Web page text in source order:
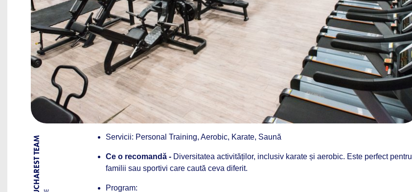
BY BUCHAREST TEAM Servicii: Personal Training, Aerobic, Karate, Saună
Ce o recomandă - Diversitatea activităților, inclusiv karate și aerobic. Este perfect pentru
familii sau sportivi care caută ceva diferit.
Program: